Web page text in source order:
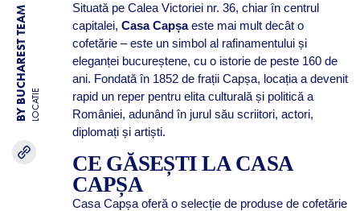
BY BUCHAREST TEAM LOCATIE
Situată pe Calea Victoriei nr. 36, chiar în centrul
capitalei, Casa Capșaeste mai mult decât o
cofetărie – este un simbol al rafinamentului și
eleganței bucureștene, cu o istorie de peste 160 de
ani. Fondată în 1852 de frații Capșa, locația a devenit
rapid un reper pentru elita culturală și politică a
României, adunând în jurul său scriitori, actori,
diplomați și artiști.
CE GĂSEȘTI LA CASA
CAPȘA
Casa Capșa oferă o selecție de produse de cofetărie